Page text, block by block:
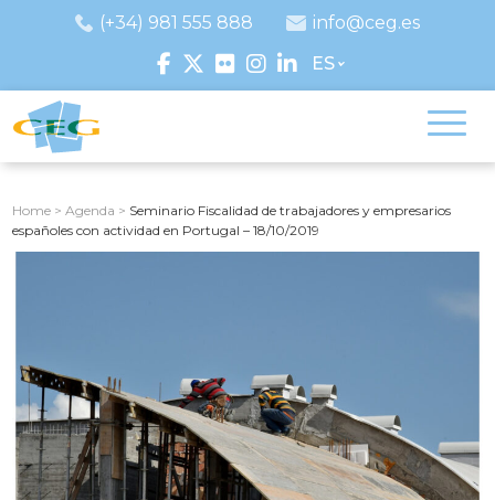
(+34) 981 555 888
info@ceg.es
ES
Home >Agenda > Seminario Fiscalidad de trabajadores y empresarios
españoles con actividad en Portugal – 18/10/2019